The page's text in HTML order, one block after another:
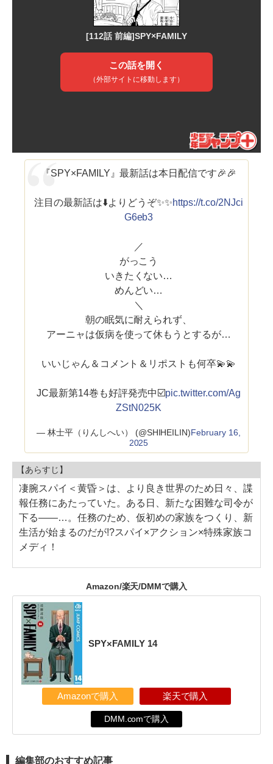
『SPY×FAMILY』最新話は本日配信です🎉🎉
注目の最新話は⬇️よりどうぞ✨✨https://t.co/2NJci
G6eb3
／
がっこう
いきたくない…
めんどい…
＼
朝の眠気に耐えられず、
アーニャは仮病を使って休もうとするが…
いいじゃん＆コメント＆リポストも何卒💫💫
JC最新第14巻も好評発売中☑️pic.twitter.com/Ag
ZStN025K
— 林士平（りんしへい） (@SHIHEILIN)February 16,
2025
【あらすじ】
凄腕スパイ＜黄昏＞は、より良き世界のため日々、諜
報任務にあたっていた。ある日、新たな困難な司令が
下る――…。任務のため、仮初めの家族をつくり、新
生活が始まるのだが!?スパイ×アクション×特殊家族コ
メディ！
Amazon/楽天/DMMで購入
SPY×FAMILY 14
Amazonで購入 楽天で購入
DMM.comで購入
編集部のおすすめ記事